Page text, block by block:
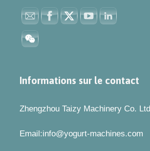
Informations sur le contact
Zhengzhou Taizy Machinery Co. Ltd
Email:info@yogurt-machines.com